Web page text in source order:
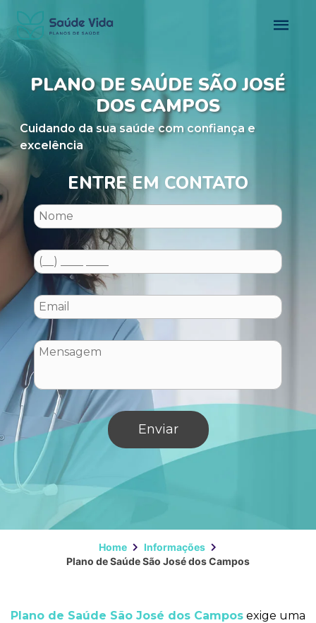
PLANO DE SAÚDE SÃO JOSÉ
DOS CAMPOS
Cuidando da sua saúde com confiança e
excelência
ENTRE EM CONTATO
Home
Informações
Plano de Saúde São José dos Campos
Plano de Saúde São José dos Campos exige uma